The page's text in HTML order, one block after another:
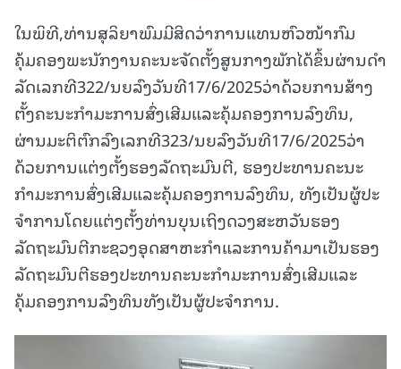
ໃນພິທີ,ທ່ານສຸລິຍາພົມມີສິດວ່າການແທນຫົວໜ້າກົມ
ຄຸ້ມຄອງພະນັກງານຄະນະຈັດຕັ້ງສູນກາງພັກໄດ້ຂຶ້ນຜ່ານດໍາ
ລັດເລກທີ322/ນຍລົງວັນທີ17/6/2025ວ່າດ້ວຍການສ້າງ
ຕັ້ງຄະນະກຳມະການສົ່ງເສີມແລະຄຸ້ມຄອງການລົງທຶນ,
ຜ່ານມະຕິຕົກລົງເລກທີ323/ນຍລົງວັນທີ17/6/2025ວ່າ
ດ້ວຍການແຕ່ງຕັ້ງຮອງລັດຖະມົນຕີ, ຮອງປະທານຄະນະ
ກໍາມະການສົ່ງເສີມແລະຄຸ້ມຄອງການລົງທຶນ, ທັງເປັນຜູ້ປະ
ຈໍາການໂດຍແຕ່ງຕັ້ງທ່ານບຸນເຖິງດວງສະຫວັນຮອງ
ລັດຖະມົນຕີກະຊວງອຸດສາຫະກໍາແລະການຄ້າມາເປັນຮອງ
ລັດຖະມົນຕີຮອງປະທານຄະນະກໍາມະການສົ່ງເສີມແລະ
ຄຸ້ມຄອງການລົງທຶນທັງເປັນຜູ້ປະຈໍາການ.